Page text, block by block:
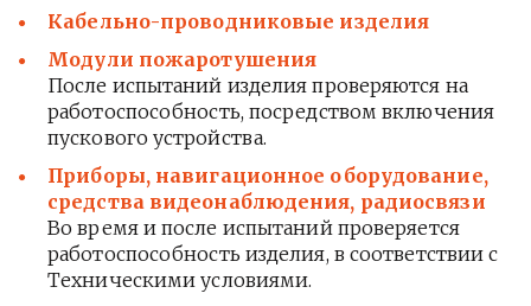
Кабельно-проводниковые изделия
Модули пожаротушения
После испытаний изделия проверяются на
работоспособность, посредством включения
пускового устройства.
Приборы, навигационное оборудование,
средства видеонаблюдения, радиосвязи
Во время и после испытаний проверяется
работоспособность изделия, в соответствии с
Техническими условиями.